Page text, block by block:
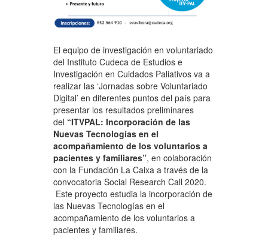
El equipo de investigación en voluntariado
del Instituto Cudeca de Estudios e
Investigación en Cuidados Paliativos va a
realizar las ‘Jornadas sobre Voluntariado
Digital’ en diferentes puntos del país para
presentar los resultados preliminares
del “ITVPAL: Incorporación de las
Nuevas Tecnologías en el
acompañamiento de los voluntarios a
pacientes y familiares”, en colaboración
con la Fundación La Caixa a través de la
convocatoria Social Research Call 2020.
Este proyecto estudia la incorporación de
las Nuevas Tecnologías en el
acompañamiento de los voluntarios a
pacientes y familiares.